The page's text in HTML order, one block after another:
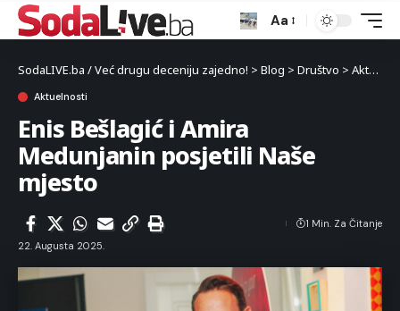
Aa
SodaLIVE.ba / Već drugu deceniju zajedno! > Blog > Društvo > Aktuelnosti
Aktuelnosti
Enis Bešlagić i Amira
Medunjanin posjetili Naše
mjesto
22. Augusta 2025.
1 Min. Za Čitanje